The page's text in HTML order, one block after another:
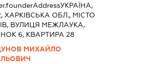
УКРАЇНА,
ХАРКІВСЬКА ОБЛ., МІСТО
ВУЛИЦЯ МЕЖЛАУКА,
6, КВАРТИРА 28
МИХАЙЛО